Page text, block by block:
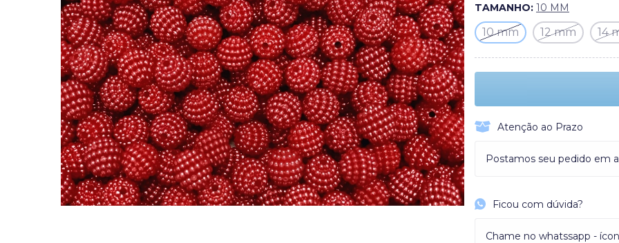
TAMANHO: 10 MM
10 mm 12 mm 14
Atenção ao Prazo
Postamos seu pedido em
Ficou com dúvida?
Chame no whatssapp -